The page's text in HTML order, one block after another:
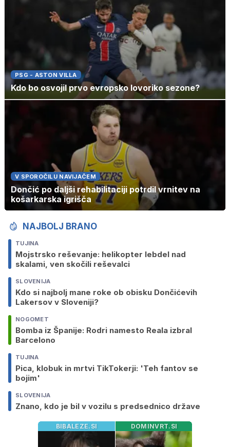
PSG - ASTON VILLA
Kdo bo osvojil prvo evropsko lovoriko sezone?
V SPOROČILU NAVIJAČEM
Dončić po daljši rehabilitaciji potrdil vrnitev na
košarkarska igrišča
NAJBOLJ BRANO
TUJINA
Mojstrsko reševanje: helikopter lebdel nad
skalami, ven skočili reševalci
SLOVENIJA
Kdo si najbolj mane roke ob obisku Dončićevih
Lakersov v Sloveniji?
NOGOMET
Bomba iz Španije: Rodri namesto Reala izbral
Barcelono
TUJINA
Pica, klobuk in mrtvi TikTokerji: 'Teh fantov se
bojim'
SLOVENIJA
Znano, kdo je bil v vozilu s predsednico države
BIBALEZE.SI DOMINVRT.SI